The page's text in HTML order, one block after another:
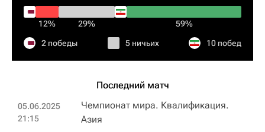
12% 29% 59%
2 победы 5 ничьих 10 побед
Последний матч
05.06.2025
21:15
Чемпионат мира. Квалификация.
Азия